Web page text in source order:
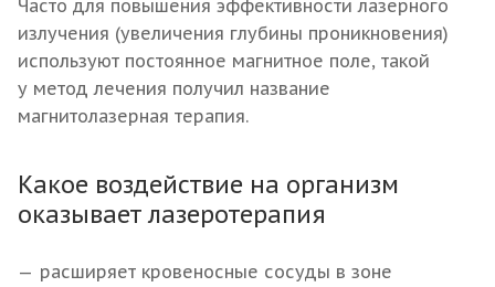
Часто для повышения эффективности лазерного
излучения (увеличения глубины проникновения)
используют постоянное магнитное поле, такой
у метод лечения получил название
магнитолазерная терапия.
Какое воздействие на организм
оказывает лазеротерапия
расширяет кровеносные сосуды в зоне